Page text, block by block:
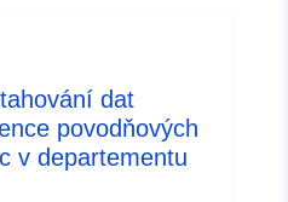
http://inspire.ec.europa.eu/
ResourceType/services
dat
povodňových
v departementu